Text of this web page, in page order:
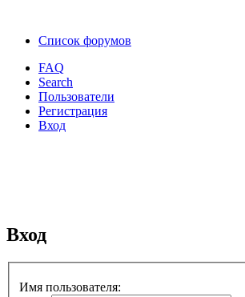
Список форумов
FAQ
Search
Пользователи
Регистрация
Вход
Вход
Имя пользователя: